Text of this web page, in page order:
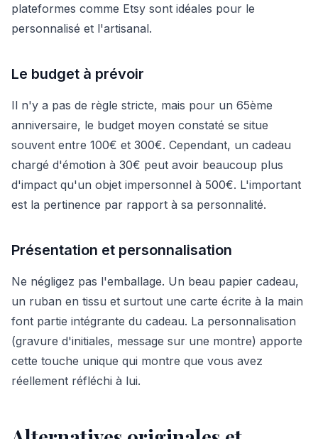
plateformes comme Etsy sont idéales pour le
personnalisé et l'artisanal.
Le budget à prévoir
Il n'y a pas de règle stricte, mais pour un 65ème
anniversaire, le budget moyen constaté se situe
souvent entre 100€ et 300€. Cependant, un cadeau
chargé d'émotion à 30€ peut avoir beaucoup plus
d'impact qu'un objet impersonnel à 500€. L'important
est la pertinence par rapport à sa personnalité.
Présentation et personnalisation
Ne négligez pas l'emballage. Un beau papier cadeau,
un ruban en tissu et surtout une carte écrite à la main
font partie intégrante du cadeau. La personnalisation
(gravure d'initiales, message sur une montre) apporte
cette touche unique qui montre que vous avez
réellement réfléchi à lui.